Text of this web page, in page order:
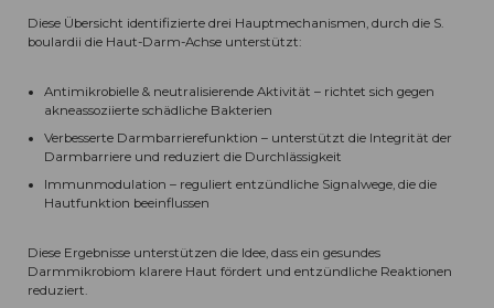
Diese Übersicht identifizierte drei Hauptmechanismen, durch die S.
boulardii die Haut-Darm-Achse unterstützt:
Antimikrobielle & neutralisierende Aktivität – richtet sich gegen
akneassoziierte schädliche Bakterien
Verbesserte Darmbarrierefunktion – unterstützt die Integrität der
Darmbarriere und reduziert die Durchlässigkeit
Immunmodulation – reguliert entzündliche Signalwege, die die
Hautfunktion beeinflussen
Diese Ergebnisse unterstützen die Idee, dass ein gesundes
Darmmikrobiom klarere Haut fördert und entzündliche Reaktionen
reduziert.